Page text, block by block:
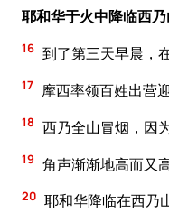
耶和华于火中降临西乃
16 到了第三天早晨，
17 摩西率领百姓出营
18 西乃全山冒烟，因
19 角声渐渐地高而又
20 耶和华降临在西乃